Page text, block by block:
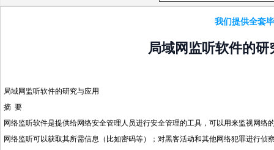
我们提供全套
局域网监听软件的
局域网监听软件的研究与应用
摘 要
网络监听软件是提供给网络安全管理人员进行安全管理的工具，可以用来监视网
网络监听可以获取其所需信息（比如密码等）；对黑客活动和其他网络犯罪进行